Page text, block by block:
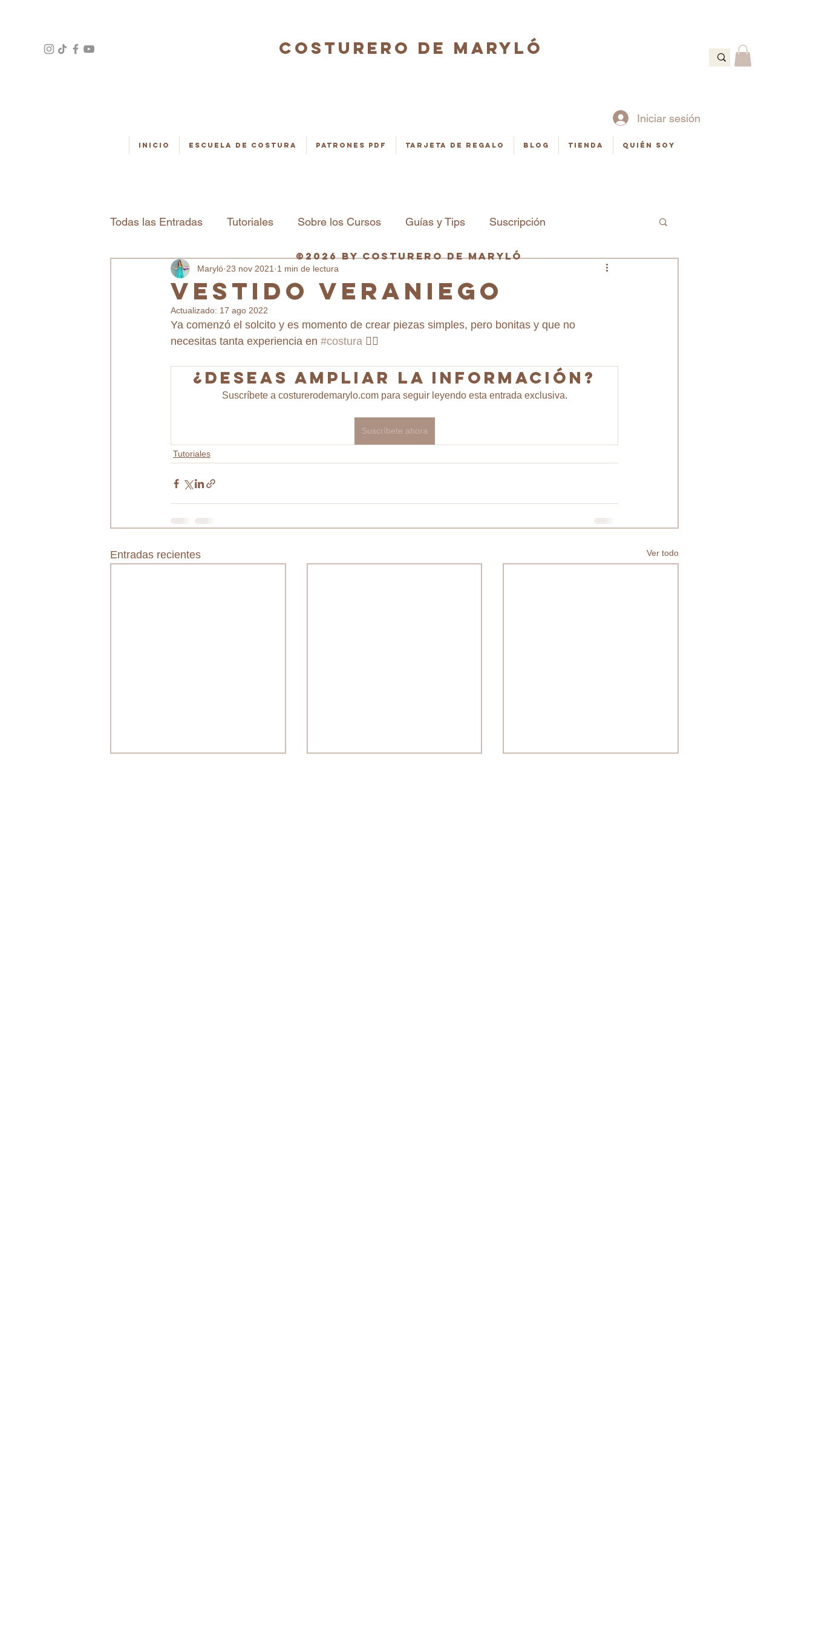
COSTURERO DE MARYLÓ
Iniciar sesión
Inicio Escuela de Costura Patrones PDF Tarjeta de regalo Blog Tienda Quién soy
Todas las Entradas Tutoriales Sobre los Cursos Guías y Tips Suscripción
Vestido veraniego
Maryló 23 nov 2021 1 min de lectura
Actualizado: 17 ago 2022
Ya comenzó el solcito y es momento de crear piezas simples, pero bonitas y que no
necesitas tanta experiencia en #costura ✌🏼
¿Deseas ampliar la información?
Suscríbete a costurerodemarylo.com para seguir leyendo esta entrada exclusiva.
Suscríbete ahora
Tutoriales
Entradas recientes Ver todo
©2026 by Costurero de Maryló